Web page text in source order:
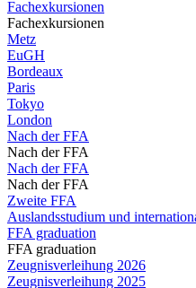
Fachexkursionen
Fachexkursionen
Metz
EuGH
Bordeaux
Paris
Tokyo
London
Nach der FFA
Nach der FFA
Nach der FFA
Nach der FFA
Zweite FFA
Auslandsstudium und
FFA graduation
FFA graduation
Zeugnisverleihung 2026
Zeugnisverleihung 2025